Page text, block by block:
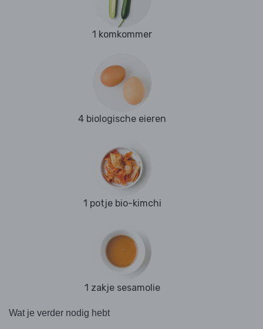
1 komkommer
4 biologische eieren
1 potje bio-kimchi
1 zakje sesamolie
Wat je verder nodig hebt